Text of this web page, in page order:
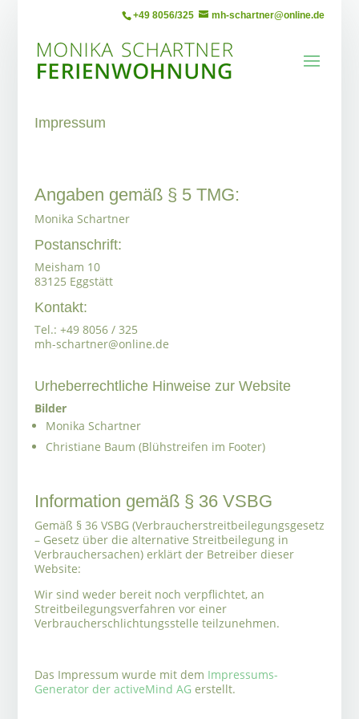
+49 8056/325 mh-schartner@online.de
Impressum
Angaben gemäß § 5 TMG:
Monika Schartner
Postanschrift:
Meisham 10
83125 Eggstätt
Kontakt:
Tel.: +49 8056 / 325
mh-schartner@online.de
Urheberrechtliche Hinweise zur Website
Bilder
Monika Schartner
Christiane Baum (Blühstreifen im Footer)
Information gemäß § 36 VSBG
Gemäß § 36 VSBG (Verbraucherstreitbeilegungsgesetz
– Gesetz über die alternative Streitbeilegung in
Verbrauchersachen) erklärt der Betreiber dieser
Website:
Wir sind weder bereit noch verpflichtet, an
Streitbeilegungsverfahren vor einer
Verbraucherschlichtungsstelle teilzunehmen.
Das Impressum wurde mit dem Impressums-
Generator der activeMind AG erstellt.